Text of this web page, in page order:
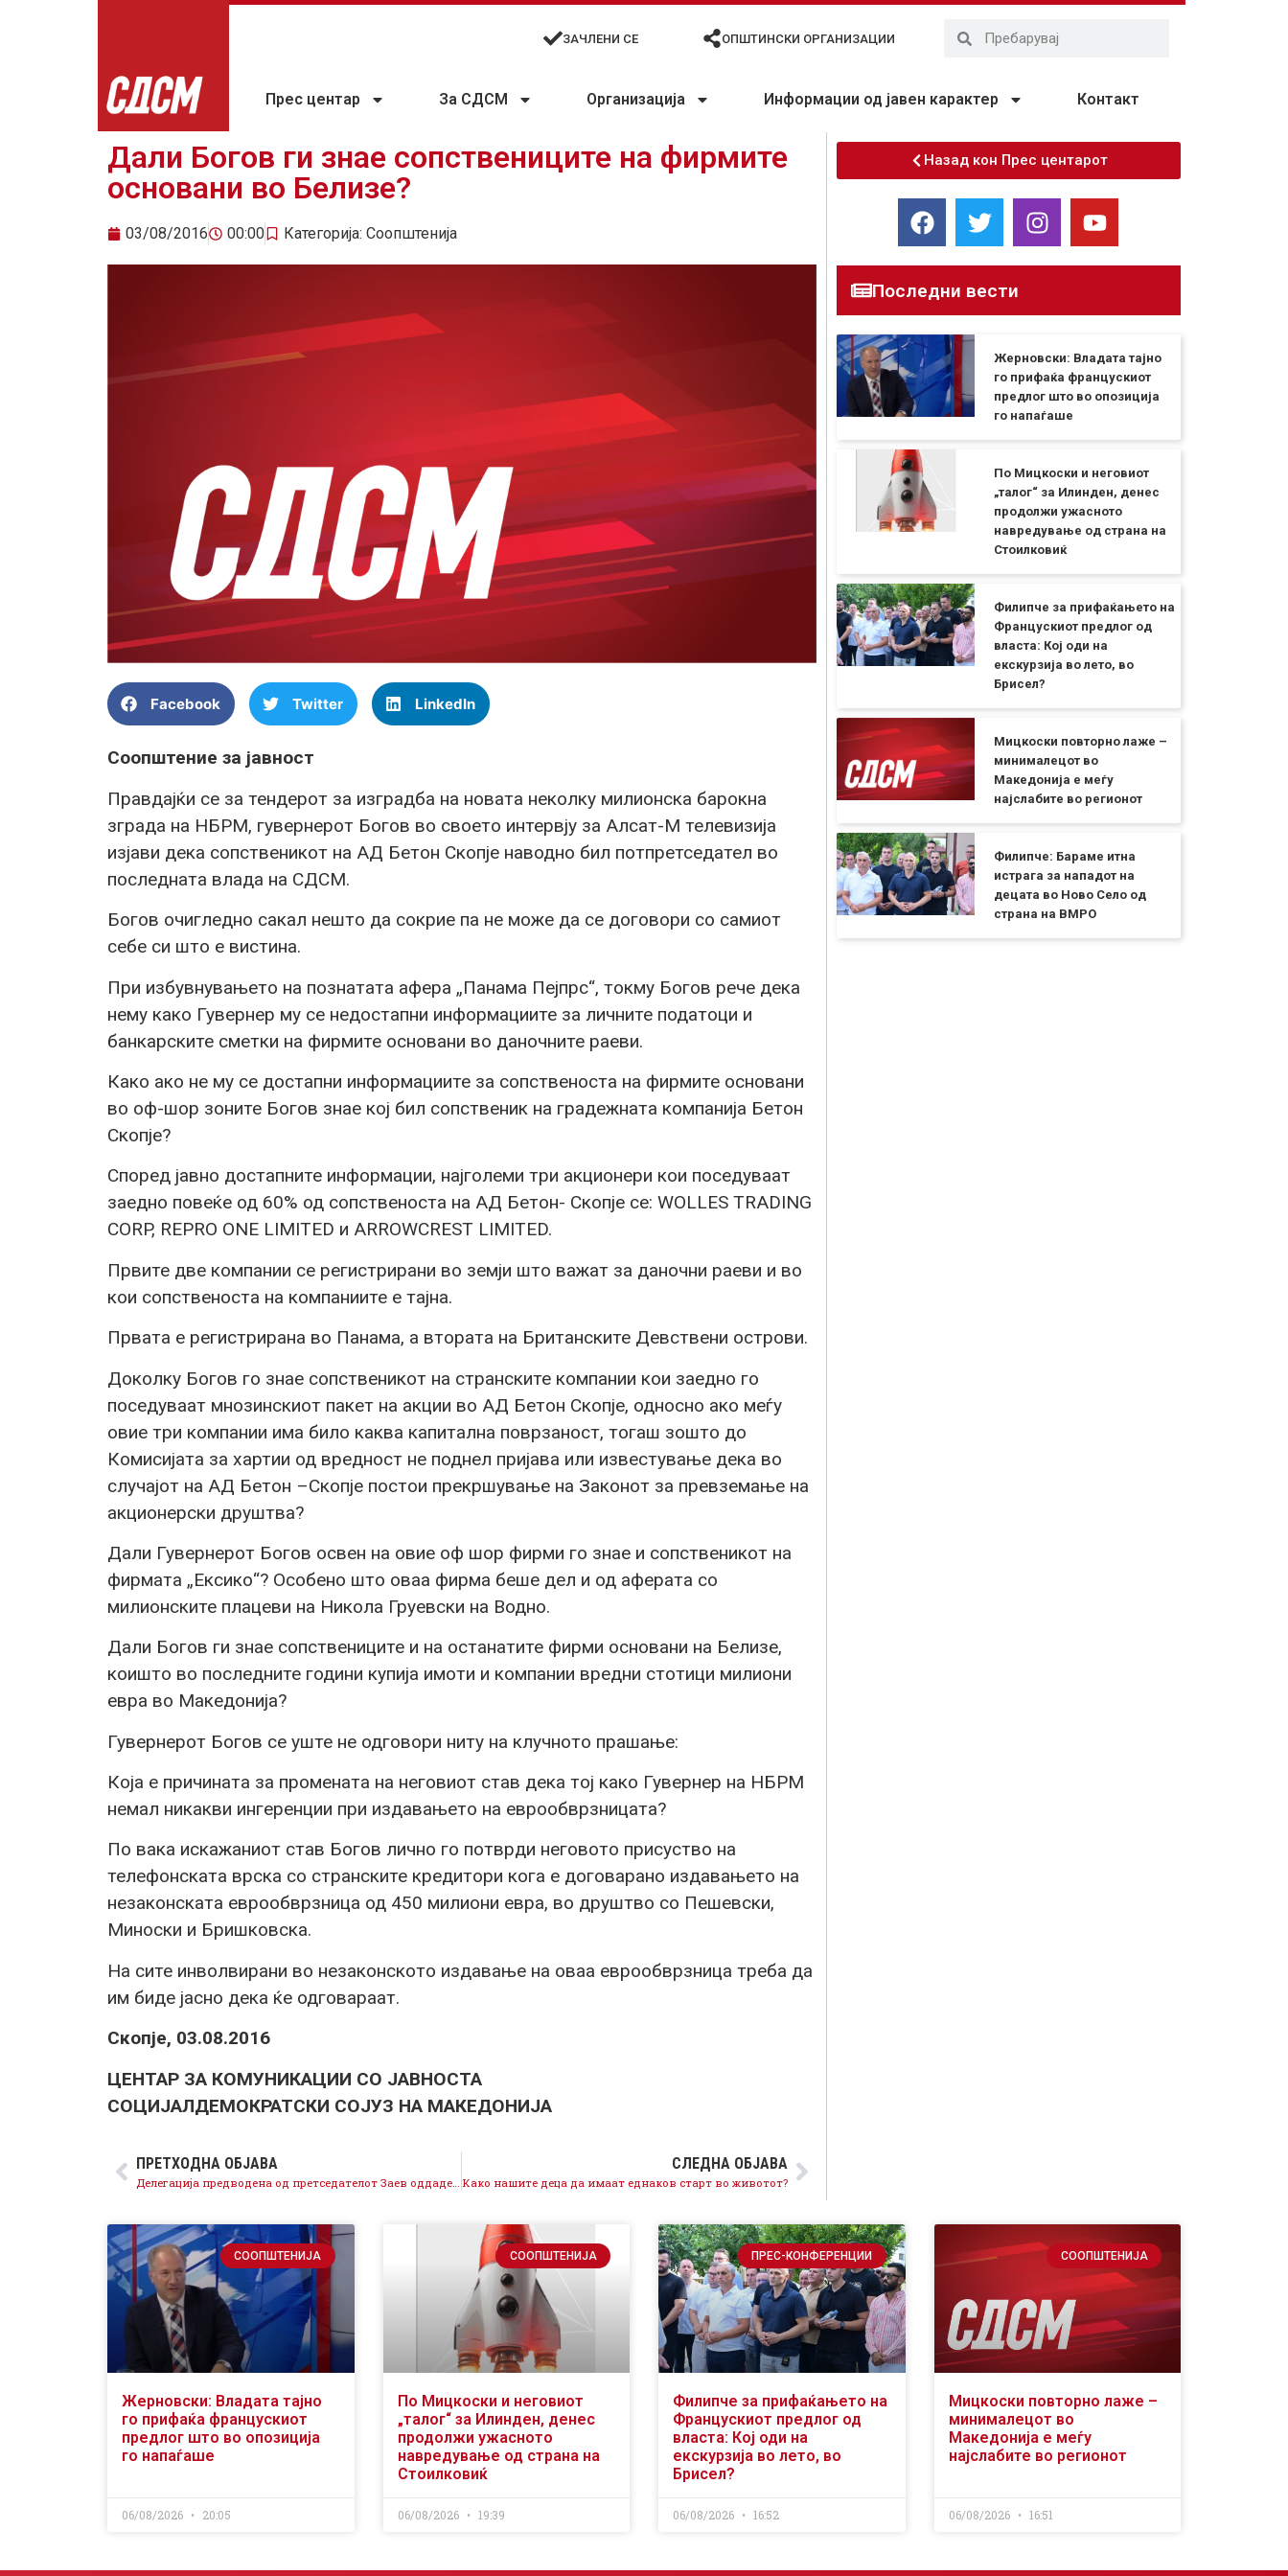
ЗАЧЛЕНИ СЕ ОПШТИНСКИ ОРГАНИЗАЦИИ
Прес центар За СДСМ Организација Информации од јавен карактер Контакт
Дали Богов ги знае сопствениците на фирмите
основани во Белизе?
03/08/2016 00:00 Категорија: Соопштенија
Facebook Twitter LinkedIn
Соопштение за јавност
Правдајќи се за тендерот за изградба на новата неколку милионска барокна
зграда на НБРМ, гувернерот Богов во своето интервју за Алсат-М телевизија
изјави дека сопственикот на АД Бетон Скопје наводно бил потпретседател во
последната влада на СДСМ.
Богов очигледно сакал нешто да сокрие па не може да се договори со самиот
себе си што е вистина.
При избувнувањето на познатата афера „Панама Пејпрс“, токму Богов рече дека
нему како Гувернер му се недостапни информациите за личните податоци и
банкарските сметки на фирмите основани во даночните раеви.
Како ако не му се достапни информациите за сопственоста на фирмите основани
во оф-шор зоните Богов знае кој бил сопственик на градежната компанија Бетон
Скопје?
Според јавно достапните информации, најголеми три акционери кои поседуваат
заедно повеќе од 60% од сопственоста на АД Бетон- Скопје се: WOLLES TRADING
CORP, REPRO ONE LIMITED и ARROWCREST LIMITED.
Првите две компании се регистрирани во земји што важат за даночни раеви и во
кои сопственоста на компаниите е тајна.
Првата е регистрирана во Панама, а втората на Британските Девствени острови.
Доколку Богов го знае сопственикот на странските компании кои заедно го
поседуваат мнозинскиот пакет на акции во АД Бетон Скопје, односно ако меѓу
овие три компании има било каква капитална поврзаност, тогаш зошто до
Комисијата за хартии од вредност не поднел пријава или известување дека во
случајот на АД Бетон –Скопје постои прекршување на Законот за превземање на
акционерски друштва?
Дали Гувернерот Богов освен на овие оф шор фирми го знае и сопственикот на
фирмата „Ексико“? Особено што оваа фирма беше дел и од аферата со
милионските плацеви на Никола Груевски на Водно.
Дали Богов ги знае сопствениците и на останатите фирми основани на Белизе,
коишто во последните години купија имоти и компании вредни стотици милиони
евра во Македонија?
Гувернерот Богов се уште не одговори ниту на клучното прашање:
Која е причината за промената на неговиот став дека тој како Гувернер на НБРМ
немал никакви ингеренции при издавањето на еврообврзницата?
По вака искажаниот став Богов лично го потврди неговото присуство на
телефонската врска со странските кредитори кога е договарано издавањето на
незаконската еврообврзница од 450 милиони евра, во друштво со Пешевски,
Миноски и Бришковска.
На сите инволвирани во незаконското издавање на оваа еврообврзница треба да
им биде јасно дека ќе одговараат.
Скопје, 03.08.2016
ЦЕНТАР ЗА КОМУНИКАЦИИ СО ЈАВНОСТА
СОЦИЈАЛДЕМОКРАТСКИ СОЈУЗ НА МАКЕДОНИЈА
ПРЕТХОДНА ОБЈАВА
Делегација предводена од претседателот Заев оддаде почит во Крушево
СЛЕДНА ОБЈАВА
Како нашите деца да имаат еднаков старт во животот?
Назад кон Прес центарот
Последни вести
Жерновски: Владата тајно
го прифаќа францускиот
предлог што во опозиција
го напаѓаше
По Мицкоски и неговиот
„талог“ за Илинден, денес
продолжи ужасното
навредување од страна на
Стоилковиќ
Филипче за прифаќањето на
Францускиот предлог од
власта: Кој оди на
екскурзија во лето, во
Брисел?
Мицкоски повторно лаже –
минималецот во
Македонија е меѓу
најслабите во регионот
Филипче: Бараме итна
истрага за нападот на
децата во Ново Село од
страна на ВМРО
СООПШТЕНИЈА
Жерновски: Владата тајно
го прифаќа францускиот
предлог што во опозиција
го напаѓаше
06/08/2026 20:05
СООПШТЕНИЈА
По Мицкоски и неговиот
„талог“ за Илинден, денес
продолжи ужасното
навредување од страна на
Стоилковиќ
06/08/2026 19:39
ПРЕС-КОНФЕРЕНЦИИ
Филипче за прифаќањето на
Францускиот предлог од
власта: Кој оди на
екскурзија во лето, во
Брисел?
06/08/2026 16:52
СООПШТЕНИЈА
Мицкоски повторно лаже –
минималецот во
Македонија е меѓу
најслабите во регионот
06/08/2026 16:51